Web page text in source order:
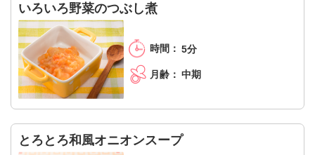
いろいろ野菜のつぶし煮
5分
中期
とろとろ和風オニオンスープ